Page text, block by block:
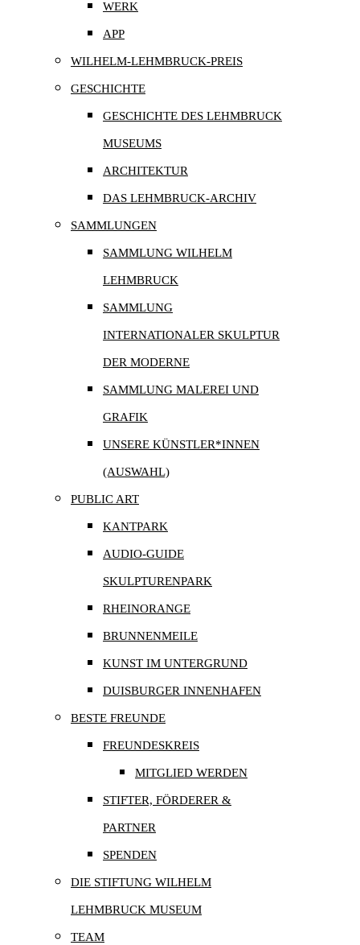
WERK
APP
WILHELM-LEHMBRUCK-PREIS
GESCHICHTE
GESCHICHTE DES LEHMBRUCK
MUSEUMS
ARCHITEKTUR
DAS LEHMBRUCK-ARCHIV
SAMMLUNGEN
SAMMLUNG WILHELM
LEHMBRUCK
SAMMLUNG
INTERNATIONALER SKULPTUR
DER MODERNE
SAMMLUNG MALEREI UND
GRAFIK
UNSERE KÜNSTLER*INNEN
(AUSWAHL)
PUBLIC ART
KANTPARK
AUDIO-GUIDE
SKULPTURENPARK
RHEINORANGE
BRUNNENMEILE
KUNST IM UNTERGRUND
DUISBURGER INNENHAFEN
BESTE FREUNDE
FREUNDESKREIS
MITGLIED WERDEN
STIFTER, FÖRDERER &
PARTNER
SPENDEN
DIE STIFTUNG WILHELM
LEHMBRUCK MUSEUM
TEAM